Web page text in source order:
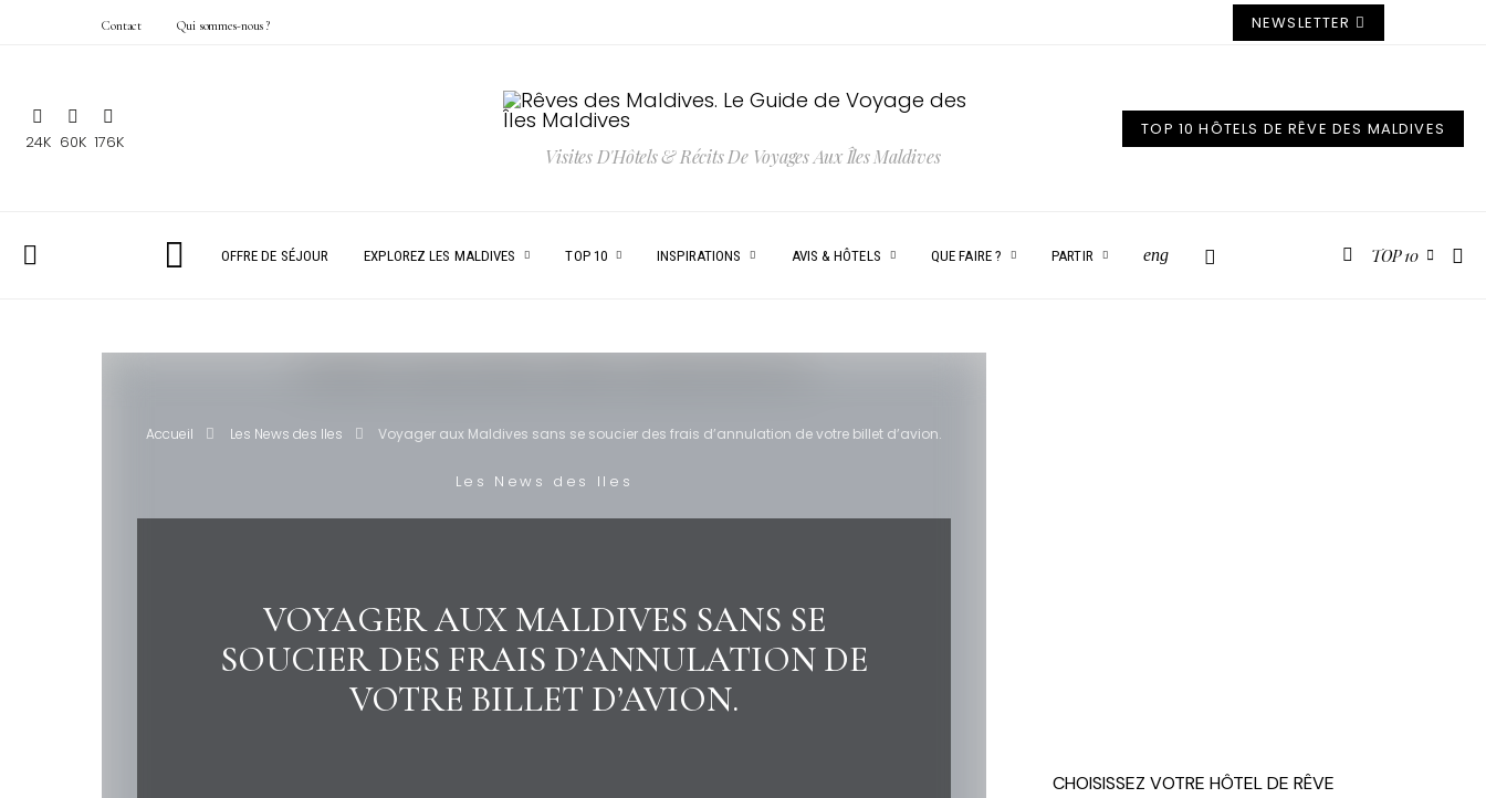
Contact Qui sommes-nous ? NEWSLETTER
24K 60K 176K
Visites D'Hôtels & Récits De Voyages Aux Îles Maldives
TOP 10 HÔTELS DE RÊVE DES MALDIVES
OFFRE DE SÉJOUR EXPLOREZ LES MALDIVES TOP 10 INSPIRATIONS AVIS & HÔTELS QUE FAIRE ? PARTIR eng TOP 10
Accueil Les News des Iles Voyager aux Maldives sans se soucier des frais d’annulation de votre billet d’avion.
Les News des Iles
VOYAGER AUX MALDIVES SANS SE
SOUCIER DES FRAIS D’ANNULATION DE
VOTRE BILLET D’AVION.
CHOISISSEZ VOTRE HÔTEL DE RÊVE